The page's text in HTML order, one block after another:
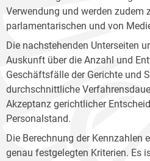
Verwendung und werden zudem
parlamentarischen und von
Die nachstehenden Unterseiten
Auskunft über die Anzahl und
Geschäftsfälle der Gerichte und
durchschnittliche
Akzeptanz gerichtlicher
Personalstand.
Die Berechnung der Kennzahlen
genau festgelegten Kriterien. Es